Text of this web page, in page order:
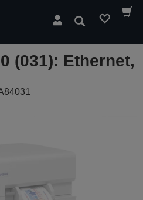
Pesquisar
(031): Ethernet,